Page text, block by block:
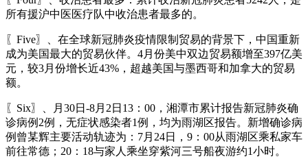
所有援沪中医医疗队中收治患者最多的。
〖Five〗、在全球新冠肺炎疫情限制贸易的背景下，中国重新
成为美国最大的贸易伙伴。4月份美中双边贸易额增至397亿美
元，较3月份增长近43%，超越美国与墨西哥和加拿大的贸易
额。
〖Six〗、月30日-8月2日13：00，湘潭市累计报告新冠肺炎确
诊病例2例，无症状感染者1例，均为雨湖区报告。新增确诊病
例曾某辉主要活动轨迹为：7月24日，9：00从雨湖区乘私家车
前往常德；20：18与家人乘坐穿紫河三号船夜游约1小时。